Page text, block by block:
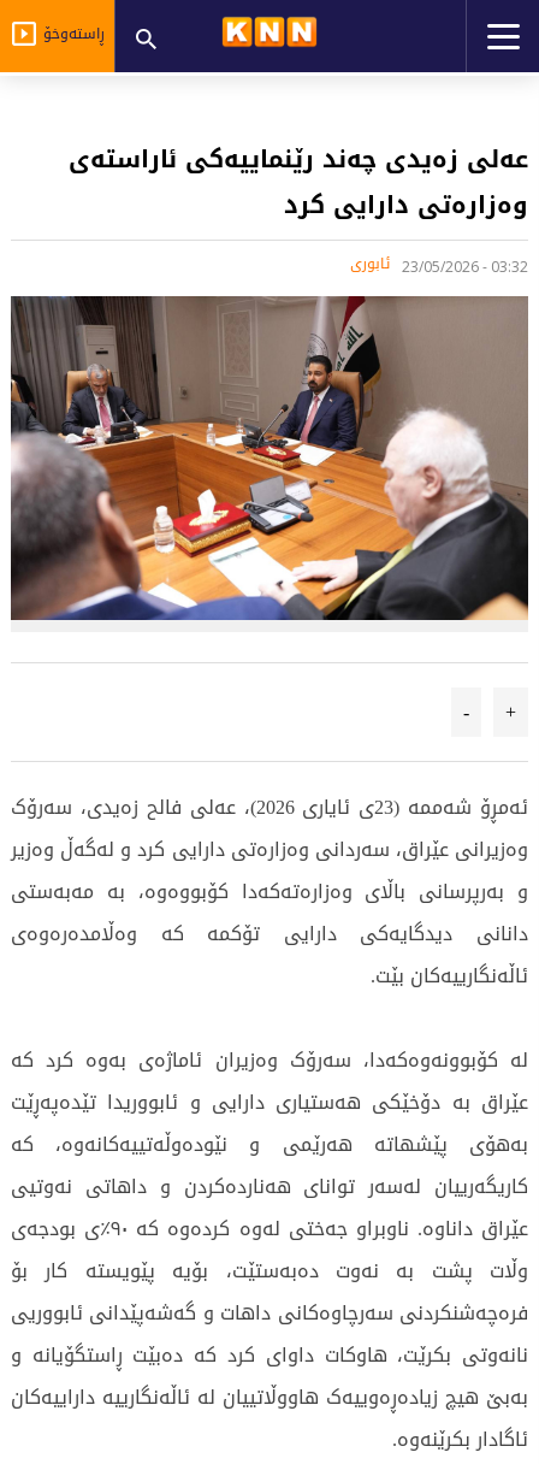
ڕاستەوخۆ
عەلی زەیدی چەند رێنماییەکی ئاراستەی
وەزارەتی دارایی کرد
03:32 - 23/05/2026 ئابوری
+
-
ئەمڕۆ شەممە (23ی ئایاری 2026)، عەلی فالح زەیدی، سەرۆک
وەزیرانی عێراق، سەردانی وەزارەتی دارایی کرد و لەگەڵ وەزیر
و بەرپرسانی باڵای وەزارەتەکەدا کۆبووەوە، بە مەبەستی
دانانی دیدگایەکی دارایی تۆکمە کە وەڵامدەرەوەی
ئاڵەنگارییەکان بێت.
لە کۆبوونەوەکەدا، سەرۆک وەزیران ئاماژەی بەوە کرد کە
عێراق بە دۆخێکی هەستیاری دارایی و ئابووریدا تێدەپەڕێت
بەهۆی پێشهاتە هەرێمی و نێودەوڵەتییەکانەوە، کە
کاریگەرییان لەسەر توانای هەناردەکردن و داهاتی نەوتیی
عێراق داناوە. ناوبراو جەختی لەوە کردەوە کە ٩٠٪ی بودجەی
وڵات پشت بە نەوت دەبەستێت، بۆیە پێویستە کار بۆ
فرەچەشنکردنی سەرچاوەکانی داهات و گەشەپێدانی ئابووریی
نانەوتی بکرێت، هاوکات داوای کرد کە دەبێت ڕاستگۆیانە و
بەبێ هیچ زیادەڕەوییەک هاووڵاتییان لە ئاڵەنگارییە داراییەکان
ئاگادار بکرێنەوە.